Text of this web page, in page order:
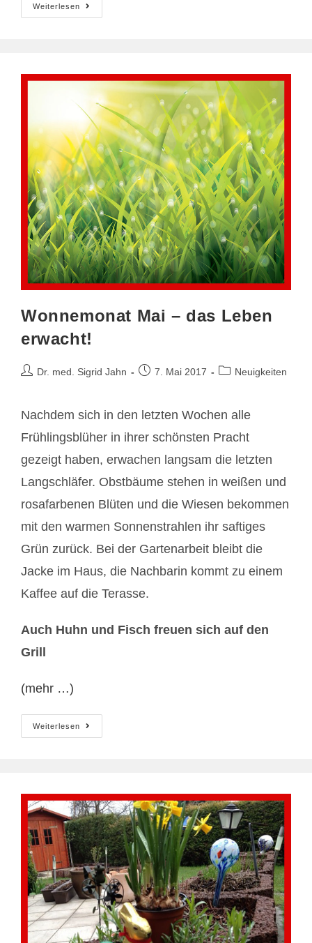
Weiterlesen
3.
Juni
Gesund
Und
Wonnemonat Mai – das Leben
erwacht!
Beitrags-
Dr. med. Sigrid Jahn
Beitrag7. Mai 2017
Beitrags-
Neuigkeiten
Nachdem sich in den letzten Wochen alle
Frühlingsblüher in ihrer schönsten Pracht
gezeigt haben, erwachen langsam die letzten
Langschläfer. Obstbäume stehen in weißen und
rosafarbenen Blüten und die Wiesen bekommen
mit den warmen Sonnenstrahlen ihr saftiges
Grün zurück. Bei der Gartenarbeit bleibt die
Jacke im Haus, die Nachbarin kommt zu einem
Kaffee auf die Terasse.
Auch Huhn und Fisch freuen sich auf den
Grill
(mehr …)
Weiterlesen
Wonnemonat
Mai